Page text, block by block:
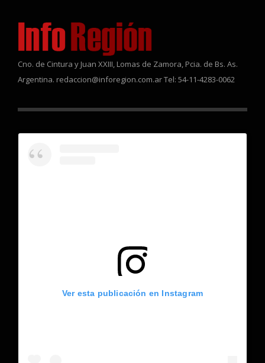
Cno. de Cintura y Juan XXIII, Lomas de Zamora, Pcia. de Bs. As.
Argentina. redaccion@inforegion.com.ar Tel: 54-11-4283-0062
Ver esta publicación en Instagram